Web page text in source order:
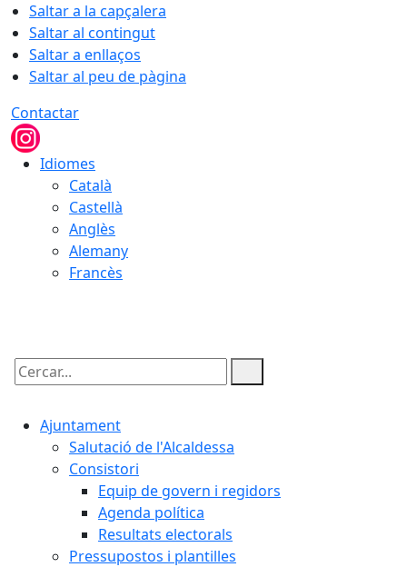
Saltar a la capçalera
Saltar al contingut
Saltar a enllaços
Saltar al peu de pàgina
Contactar
Idiomes
Català
Castellà
Anglès
Alemany
Francès
Cercar:
Ajuntament
Salutació de l'Alcaldessa
Consistori
Equip de govern i regidors
Agenda política
Resultats electorals
Pressupostos i plantilles